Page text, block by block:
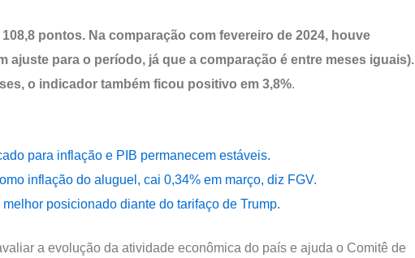
pontos. Na comparação com fevereiro de 2024, houve
ajuste para o período, já que a comparação é entre meses iguais).
o indicador também ficou positivo em 3,8%.
para inflação e PIB permanecem estáveis.
inflação do aluguel, cai 0,34% em março, diz FGV.
posicionado diante do tarifaço de Trump.
a evolução da atividade econômica do país e ajuda o Comitê de